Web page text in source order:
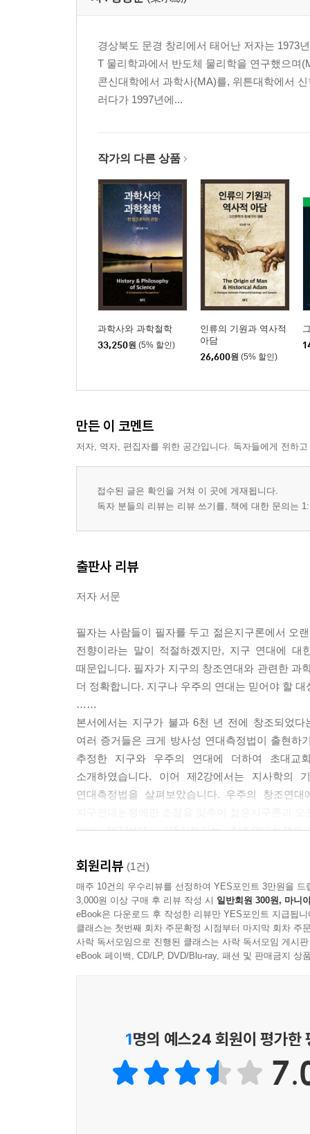
저자 소개 467
경상북도 문경 창리에서 태어난 저자는 1973
T 물리학과에서 반도체 물리학을 연구했으며
콘신대학에서 과학사(MA)를, 위튼대학에서
러다가 1997년에...
작가의 다른 상품
과학사와 과학철학
33,250원 (5% 할인)
인류의 기원과 역사적
아담
26,600원 (5% 할인)
만든 이 코멘트
저자, 역자, 편집자를 위한 공간입니다. 독자들에게 전하
접수된 글은 확인을 거쳐 이 곳에 게재됩니다.
독자 분들의 리뷰는 리뷰 쓰기를, 책에 대한 문의는
출판사 리뷰
저자 서문
필자는 사람들이 필자를 두고 젊은지구론에서 오
전향이라는 말이 적절하겠지만, 지구 연대에 대
때문입니다. 필자가 지구의 창조연대와 관련한 과
더 정확합니다. 지구나 우주의 연대는 믿어야 할
……
본서에서는 지구가 불과 6천 년 전에 창조되었
여러 증거들은 크게 방사성 연대측정법이 출현하
추정한 지구와 우주의 연대에 더하여 초대교
소개하였습니다. 이어 제2강에서는 지사학의
연대측정법을 살펴보았습니다. 우주의 창조연
이어 제3강부터 제5강까지는 창조연대논쟁
많은 지면을 할애하였습니다. 탄소 연대측정을
포타슘-아르곤 연대측정 등에 비해 한 세대 뒤에
혁명을 일으켰습니다. 탄소 연대측정이 그런 신뢰
부록에는 오래 전 필자가 미국 위스콘신 대학 과
American Scientific Affiliation)에 게재한 논문
보완하였습니다. 이 논문에서는 탄소 연대의
and E.F. Chaffin, editors, “Radioisotopes and the
CA: Institute for Creation Research, and Chino
이 프로젝트의 결과를 소개하고, 젊은지구
회원리뷰 (1건)
매주 10건의 우수리뷰를 선정하여 YES포인트 3만원을 드
3,000원 이상 구매 후 리뷰 작성 시 일반회원 300원, 마니
eBook은 다운로드 후 작성한 리뷰만 YES포인트 지급됩니
클래스는 첫번째 회차 주문확정 시점부터 마지막 회차 주
사락 독서모임으로 진행된 클래스는 사락 독서모임 게시
eBook 페이백, CD/LP, DVD/Blu-ray, 패션 및 판매금지 상
1명의 예스24 회원이 평가한